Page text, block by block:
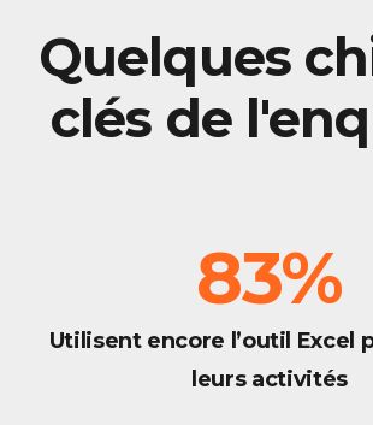
Quelques
clés de
83%
Utilisent encore l’outil Excel
leurs activités